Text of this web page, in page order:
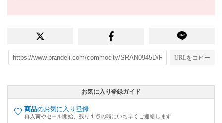
URLをコピー
お気に入り登録ガイド
商品のお気に入り登録
再入荷やセール開始、残り１点の時にいち早くご連絡します